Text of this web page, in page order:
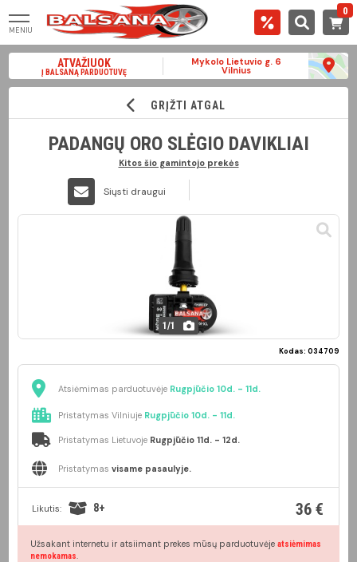
MENIU
0
ATVAŽIUOK
Į BALSANĄ PARDUOTUVĘ
Mykolo Lietuvio g. 6
Vilnius
GRĮŽTI ATGAL
PADANGŲ ORO SLĖGIO DAVIKLIAI
Kitos šio gamintojo prekės
Siųsti draugui
1 /1
Kodas: 034709
Atsiėmimas parduotuvėje Rugpjūčio 10d. - 11d.
Pristatymas Vilniuje Rugpjūčio 10d. - 11d.
Pristatymas Lietuvoje Rugpjūčio 11d. - 12d.
Pristatymas visame pasaulyje.
Likutis: 8+ 36 €
Užsakant internetu ir atsiimant prekes mūsų parduotuvėje atsiėmimas
nemokamas.